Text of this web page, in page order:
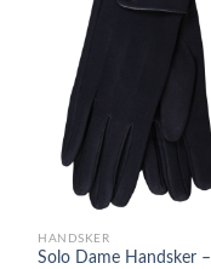
HANDSKER
Solo Dame Handsker –